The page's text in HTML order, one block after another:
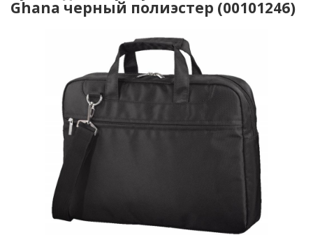
Ghana черный полиэстер (00101246)